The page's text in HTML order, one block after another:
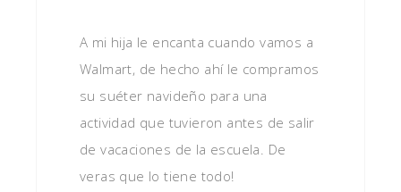
A mi hija le encanta cuando vamos a
Walmart, de hecho ahí le compramos
su suéter navideño para una
actividad que tuvieron antes de salir
de vacaciones de la escuela. De
veras que lo tiene todo!